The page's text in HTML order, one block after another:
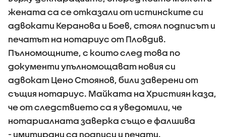
жената са се отказали от истинските си
адвокати Керанова и Боев, стоял подписът и
печатът на нотариус от Пловдив.
Пълномощните, с които след това по
документи упълномощават новия си
адвокат Цено Стоянов, били заверени от
същия нотариус. Майката на Християн каза,
че от следствието са я уведомили, че
нотариалната заверка също е фалшива
- имитирани са подписи и печати.